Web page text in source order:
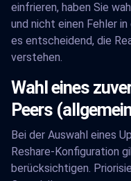
einfrieren, haben Sie
und nicht einen Fehler
es entscheidend, die
verstehen.
Wahl eines
Peers
Bei der Auswahl eines
Reshare-Konfiguration
berücksichtigen.